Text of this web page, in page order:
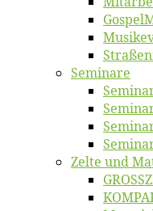
Se­mi­na­re
Zel­te und